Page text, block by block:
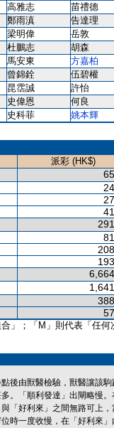
高雅志 苗禮德
鄭雨滇 告達理
梁明偉 岳敦
杜鵬志 胡森
馬安東 方嘉柏
曾錦銓 伍碧權
昆霑誠 許怡
史偉恩 何良
史科菲
姚本輝
派彩 (HK$)
」；「M」則代表「任何
後由獸醫檢驗，獸醫讓該
。「順利發達」出閘略慢
「好利來」之間無路可上
時一度收慢，在「好利來